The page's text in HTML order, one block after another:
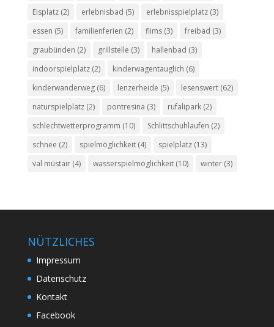
Eisplatz(2) erlebnisbad (5) erlebnisspielplatz(3)
essen (5) familienferien (2) flims(3) freibad (3)
graubünden (2) grillstelle (3) hallenbad (3)
indoorspielplatz(2) kinderwagentauglich (6)
kinderwanderweg(6) lenzerheide (5) lesenswert(62)
naturspielplatz(2) pontresina (3) rufalipark(2)
schlechtwetterprogramm (10) Schlittschuhlaufen (2)
schnee (2) spielmöglichkeit(4) spielplatz(13)
val müstair(4) wasserspielmöglichkeit(10) winter(3)
NÜTZLICHES
Impressum
Datenschutz
Kontakt
Facebook